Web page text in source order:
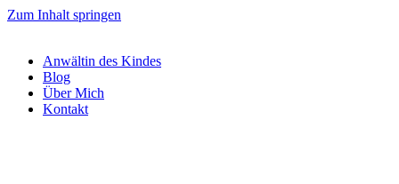
Zum Inhalt springen
Anwältin des Kindes
Blog
Über Mich
Kontakt